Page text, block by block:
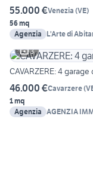
55.000 €Venezia (VE)
56 mq
Agenzia
L'Arte di
3
CAVARZERE: 4
46.000 €Cavarzere(
1 mq
Agenzia AGENZIA